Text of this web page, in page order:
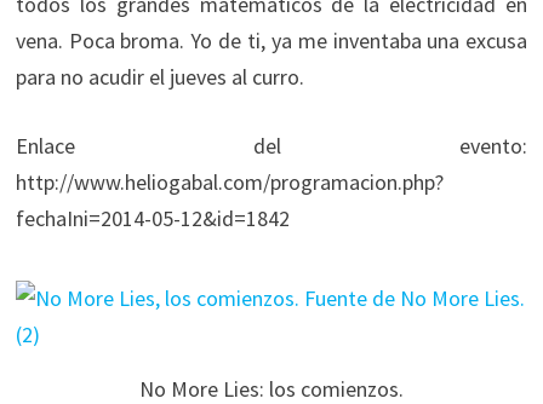
vena. Poca broma. Yo de ti, ya me inventaba una excusa
para no acudir el jueves al curro.
Enlace del evento:
http://www.heliogabal.com/programacion.php?
fechaIni=2014-05-12&id=1842
No More Lies: los comienzos.